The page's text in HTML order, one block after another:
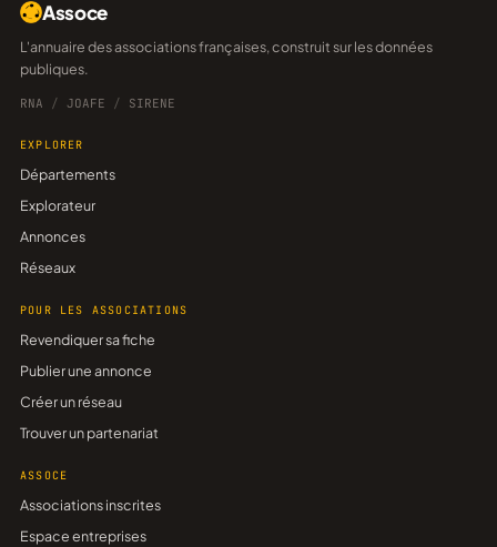
Assoce
L'annuaire des associations françaises, construit sur les données
publiques.
RNA / JOAFE / SIRENE
EXPLORER
Départements
Explorateur
Annonces
Réseaux
POUR LES ASSOCIATIONS
Revendiquer sa fiche
Publier une annonce
Créer un réseau
Trouver un partenariat
ASSOCE
Associations inscrites
Espace entreprises